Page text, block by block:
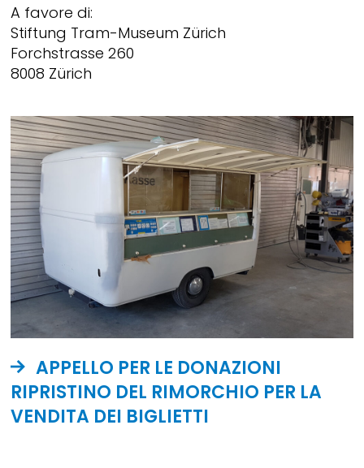
A favore di:
Stiftung Tram-Museum Zürich
Forchstrasse 260
8008 Zürich
APPELLO PER LE DONAZIONI
RIPRISTINO DEL RIMORCHIO PER LA
VENDITA DEI BIGLIETTI